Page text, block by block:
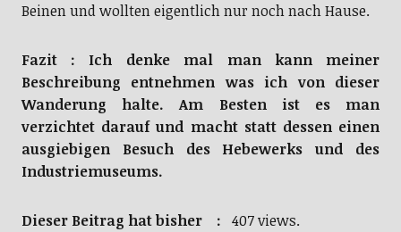
Beinen und wollten eigentlich nur noch nach Hause.
Fazit : Ich denke mal man kann meiner
Beschreibung entnehmen was ich von dieser
Wanderung halte. Am Besten ist es man
verzichtet darauf und macht statt dessen einen
ausgiebigen Besuch des Hebewerks und des
Industriemuseums.
Dieser Beitrag hat bisher : 407 views.